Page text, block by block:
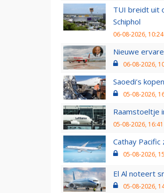
TUI breidt uit
Schiphol
06-08-2026, 10:24
Nieuwe
06-08-2026,
Saoedi’s
05-08-2026,
Raamstoeltje
05-08-2026, 16:41
Cathay
05-08-2026,
El Al noteert
05-08-2026,